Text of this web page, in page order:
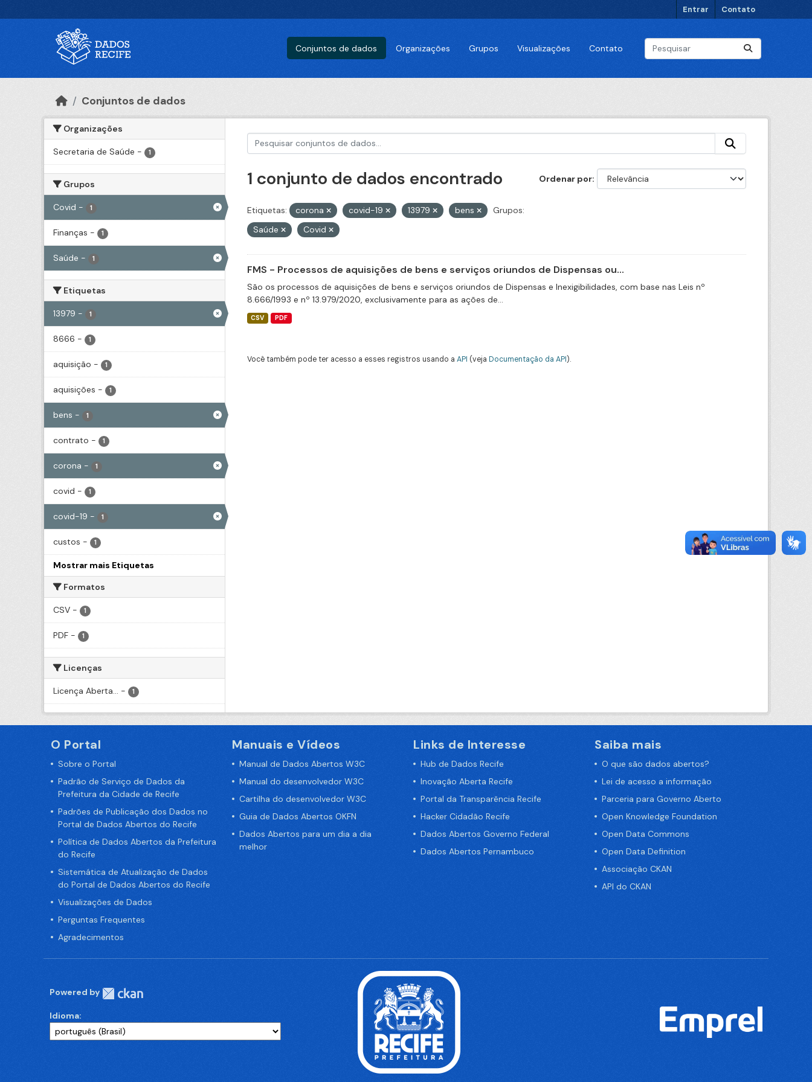
Entrar Contato
Conjuntos de dados Organizações Grupos Visualizações Contato
Conjuntos de dados
Organizações
Secretaria de Saúde - 1
Grupos
Covid - 1
Finanças - 1
Saúde - 1
Etiquetas
13979 - 1
8666 - 1
aquisição - 1
aquisições - 1
bens - 1
contrato - 1
corona - 1
covid - 1
covid-19 - 1
custos - 1
Mostrar mais Etiquetas
Formatos
CSV - 1
PDF - 1
Licenças
Licença Aberta... - 1
Ordenar por
1 conjunto de dados encontrado
Etiquetas: corona covid-19 13979 bens
Grupos:
Saúde
Covid
FMS - Processos de aquisições de bens e serviços oriundos de Dispensas ou...
São os processos de aquisições de bens e serviços oriundos de Dispensas e Inexigibilidades, com base nas Leis nº
8.666/1993 e nº 13.979/2020, exclusivamente para as ações de...
CSV PDF
Você também pode ter acesso a esses registros usando a API (veja Documentação da API).
O Portal
Sobre o Portal
Padrão de Serviço de Dados da
Prefeitura da Cidade de Recife
Padrões de Publicação dos Dados no
Portal de Dados Abertos do Recife
Política de Dados Abertos da Prefeitura
do Recife
Sistemática de Atualização de Dados
do Portal de Dados Abertos do Recife
Visualizações de Dados
Perguntas Frequentes
Agradecimentos
Manuais e Vídeos
Manual de Dados Abertos W3C
Manual do desenvolvedor W3C
Cartilha do desenvolvedor W3C
Guia de Dados Abertos OKFN
Dados Abertos para um dia a dia
melhor
Links de Interesse
Hub de Dados Recife
Inovação Aberta Recife
Portal da Transparência Recife
Hacker Cidadão Recife
Dados Abertos Governo Federal
Dados Abertos Pernambuco
Saiba mais
O que são dados abertos?
Lei de acesso a informação
Parceria para Governo Aberto
Open Knowledge Foundation
Open Data Commons
Open Data Definition
Associação CKAN
API do CKAN
Powered by
Idioma